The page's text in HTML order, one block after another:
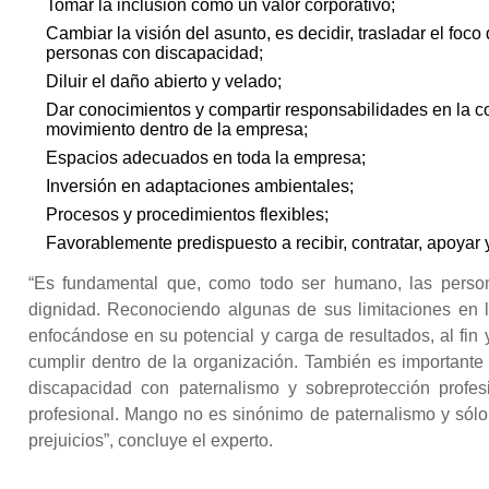
Tomar la inclusión como un valor corporativo;
Cambiar la visión del asunto, es decidir, trasladar el
personas con discapacidad;
Diluir el daño abierto y velado;
Dar conocimientos y compartir responsabilidades en la
movimiento dentro de la empresa;
Espacios adecuados en toda la empresa;
Inversión en adaptaciones ambientales;
Procesos y procedimientos flexibles;
Favorablemente predispuesto a recibir, contratar, apoyar
“Es fundamental que, como todo ser humano, las
dignidad. Reconociendo algunas de sus limitaciones
enfocándose en su potencial y carga de resultados, al
cumplir dentro de la organización. También es
discapacidad con paternalismo y sobreprotección
profesional. Mango no es sinónimo de paternalismo y
prejuicios”, concluye el experto.